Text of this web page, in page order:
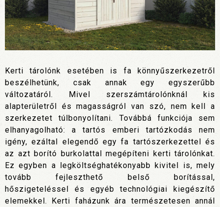
Kerti tárolónk esetében is fa könnyűszerkezetről
beszélhetünk, csak annak egy egyszerűbb
változatáról. Mivel szerszámtárolónknál kis
alapterületről és magasságról van szó, nem kell a
szerkezetet túlbonyolítani. Továbbá funkciója sem
elhanyagolható: a tartós emberi tartózkodás nem
igény, ezáltal elegendő egy fa tartószerkezettel és
az azt borító burkolattal megépíteni kerti tárolónkat.
Ez egyben a legköltséghatékonyabb kivitel is, mely
tovább fejleszthető belső borítással,
hőszigeteléssel és egyéb technológiai kiegészítő
elemekkel. Kerti faházunk ára természetesen annál